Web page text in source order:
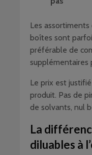
Les
boîtes sont
préférable de
supplémentaires
Le prix est
produit. Pas de
de solvants, nul
La
diluables à